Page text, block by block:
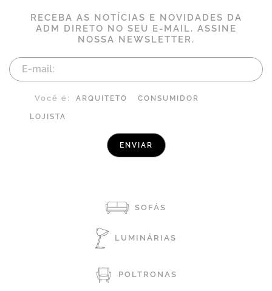
RECEBA AS NOTÍCIAS E NOVIDADES DA
ADM DIRETO NO SEU E-MAIL. ASSINE
NOSSA NEWSLETTER.
Você é: ARQUITETO CONSUMIDOR
LOJISTA
SOFÁS
LUMINÁRIAS
POLTRONAS